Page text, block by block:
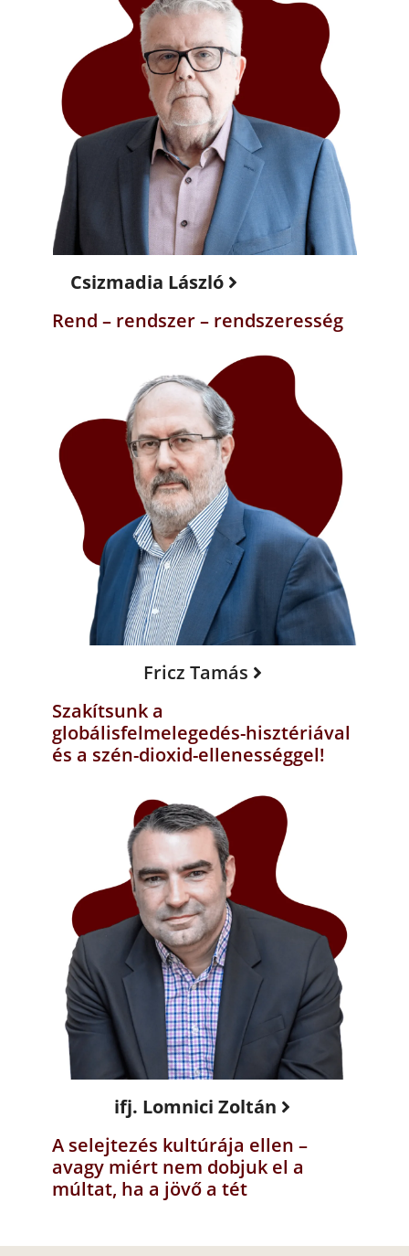
Csizmadia László
Rend – rendszer – rendszeresség
Fricz Tamás
Szakítsunk a
globálisfelmelegedés-hisztériával
és a szén-dioxid-ellenességgel!
ifj. Lomnici Zoltán
A selejtezés kultúrája ellen –
avagy miért nem dobjuk el a
múltat, ha a jövő a tét